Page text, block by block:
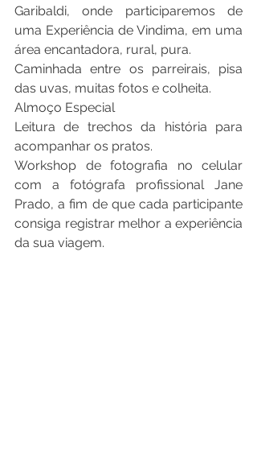
Garibaldi, onde participaremos de
uma Experiência de Vindima, em uma
área encantadora, rural, pura.
Caminhada entre os parreirais, pisa
das uvas, muitas fotos e colheita.
Almoço Especial
Leitura de trechos da história para
acompanhar os pratos.
Workshop de fotografia no celular
com a fotógrafa profissional Jane
Prado, a fim de que cada participante
consiga registrar melhor a experiência
da sua viagem.